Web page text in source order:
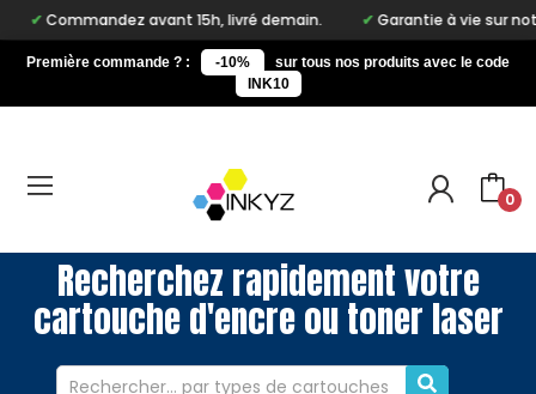
avant 15h, livré demain. Garantie à vie sur notre
Première commande ? : -10%
sur tous nos produits avec le code
INK10
0
Recherchez rapidement votre
cartouche d'encre ou toner laser